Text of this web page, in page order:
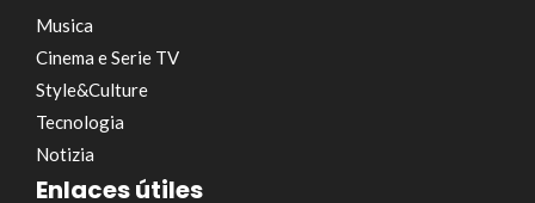
Musica
Cinema e Serie TV
Style&Culture
Tecnologia
Notizia
Enlaces útiles